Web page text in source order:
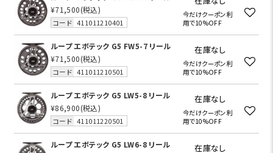
¥71,500(税込)
コード 411011210401
今だけクーポン利
用で10%OFF
ループ エボテック G5 FW5-7 リール
¥71,500(税込)
コード 411011210501
在庫なし
今だけクーポン利
用で10%OFF
ループ エボテック G5 LW5-8 リール
¥86,900(税込)
コード 411011220501
在庫なし
今だけクーポン利
用で10%OFF
ループ エボテック G5 LW6-8 リール
在庫なし